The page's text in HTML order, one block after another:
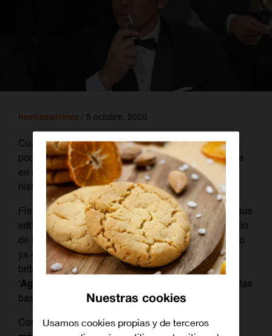
noeliamartinez / 5 octubre, 2020
CuandoIan Fleming creó a James Bond en 1953 ,
poco podía imaginar que su personaje se convertiría
en uno de los agentes secretos más famosos de la
historia del cine.
Fleming escribió 12 novelas, aunque, a su muerte, sus
editores encargaron a otros escritores la continuación
de la saga. Pues al éxito de los libros se había unido
ya el de las adaptaciones cinematográficas. La
británicaEon Producciones estrenó en 1962
‘Agente 007 contra el Dr. No’
, una cinta que sentó las
bases de la iconografía del universo Bond.
Con 26 películas a sus espaldas, es lafranquicia
Nuestras cookies
Usamos cookies propias y de terceros